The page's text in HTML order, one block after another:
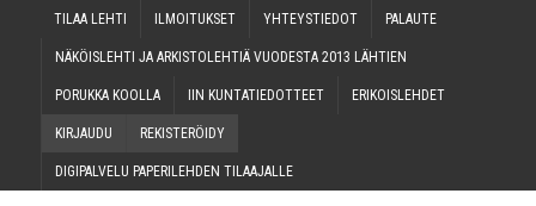
TILAA LEH­TI ILMOI­TUK­SET YHTEYS­TIE­DOT PALAU­TE
NÄKÖIS­LEH­TI JA ARKIS­TO­LEH­TIÄ VUO­DES­TA 2013 LÄHTIEN
PORUK­KA KOOLLA IIN KUN­TA­TIE­DOT­TEET ERI­KOIS­LEH­DET
KIR­JAU­DU REKIS­TE­RÖI­DY
DIGI­PAL­VE­LU PAPE­RI­LEH­DEN TILAAJALLE